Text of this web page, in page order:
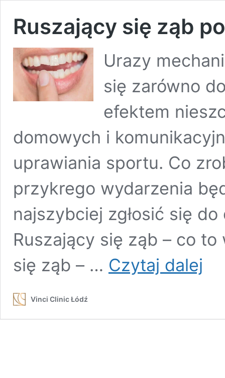
Ruszający się ząb
Urazy
się zarówno
efektem
domowych i
uprawiania sportu. Co
przykrego wydarzenia
najszybciej zgłosić się
Ruszający się ząb – co to
się ząb – … Czytaj dalej
Vinci Clinic Łódź